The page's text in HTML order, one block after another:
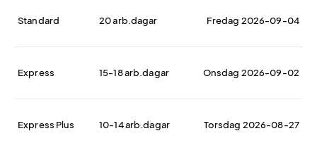
Standard 20 arb.dagar Fredag 2026-09-04
Express 15-18 arb.dagar Onsdag 2026-09-02
Express Plus 10-14 arb.dagar Torsdag 2026-08-27